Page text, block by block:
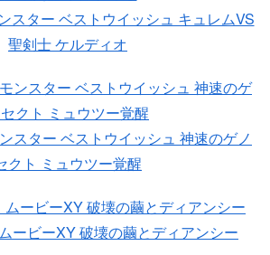
スター ベストウイッシュ キュレムVS
聖剣士 ケルディオ
スター ベストウイッシュ 神速のゲノ
クト ミュウツー覚醒
ービーXY 破壊の繭とディアンシー